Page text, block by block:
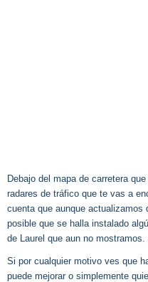
Debajo del mapa de carretera
radares de tráfico que te vas a
cuenta que aunque actualizamos
posible que se halla instalado
de Laurel que aun no mostramos.
Si por cualquier motivo ves que
puede mejorar o simplemente